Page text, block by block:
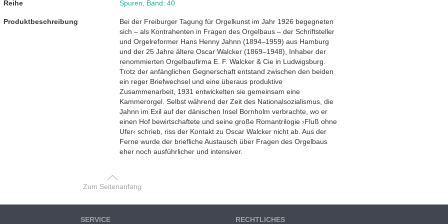
Reihe Spuren Band: 40
Produktbeschreibung
Bei der Freiburger Tagung für Orgelkunst im Jahr 1926 begegneten
sich – als Kontrahenten in Fragen des Orgelbaus – der Schriftsteller
und Orgelreformer Hans Henny Jahnn (1894–1959) aus Hamburg
und der 25 Jahre ältere Oscar Walcker (1869–1948), Inhaber der
renommierten Orgelbaufirma E. F. Walcker & Cie in Ludwigsburg.
Trotz der anfänglichen Gegnerschaft entstand zwischen den beiden
ein reger Briefwechsel und eine überaus produktive
Zusammenarbeit, 1931 entwickelten sie gemeinsam eine
Kammerorgel. Selbst während der Zeit des Nationalsozialismus, die
Jahnn im Exil auf der dänischen Insel Bornholm verbrachte, wo er
einen Hof bewirtschaftete und seine große Romantrilogie ›Fluß ohne
Ufer‹ schrieb, riss der Kontakt zu Oscar Walcker nicht ab. Aus der
Ferne wurde der briefliche Austausch über Fragen des Orgelbaus
eher noch ausführlicher und intensiver.
Zum Seitenanfang
SERVICE RECHTLICHES